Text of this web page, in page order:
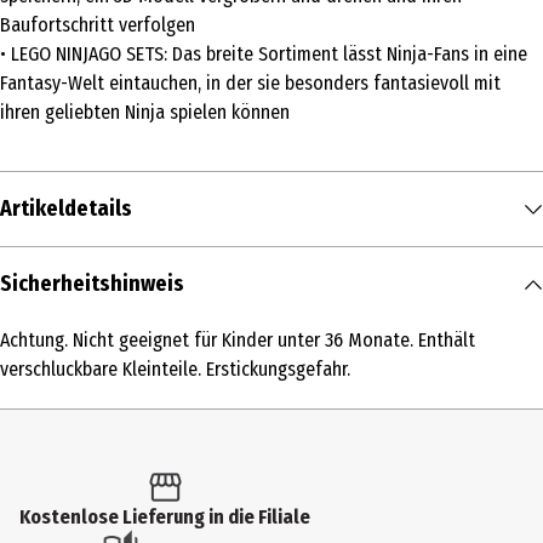
Baufortschritt verfolgen
• LEGO NINJAGO SETS: Das breite Sortiment lässt Ninja-Fans in eine
Fantasy-Welt eintauchen, in der sie besonders fantasievoll mit
ihren geliebten Ninja spielen können
Artikeldetails
Inhalt
Produkttyp
Artikelnummer des Herstellers
Sicherheitshinweis
Achtung. Nicht geeignet für Kinder unter 36 Monate. Enthält
verschluckbare Kleinteile. Erstickungsgefahr.
Kostenlose Lieferung in die Filiale